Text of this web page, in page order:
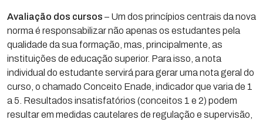
Avaliação dos cursos – Um dos princípios centrais da nova
norma é responsabilizar não apenas os estudantes pela
qualidade da sua formação, mas, principalmente, as
instituições de educação superior. Para isso, a nota
individual do estudante servirá para gerar uma nota geral do
curso, o chamado Conceito Enade, indicador que varia de 1
a 5. Resultados insatisfatórios (conceitos 1 e 2) podem
resultar em medidas cautelares de regulação e supervisão,